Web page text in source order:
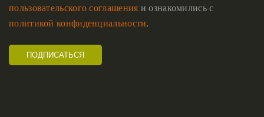
пользовательского соглашения и ознакомились с
политикой конфиденциальности.